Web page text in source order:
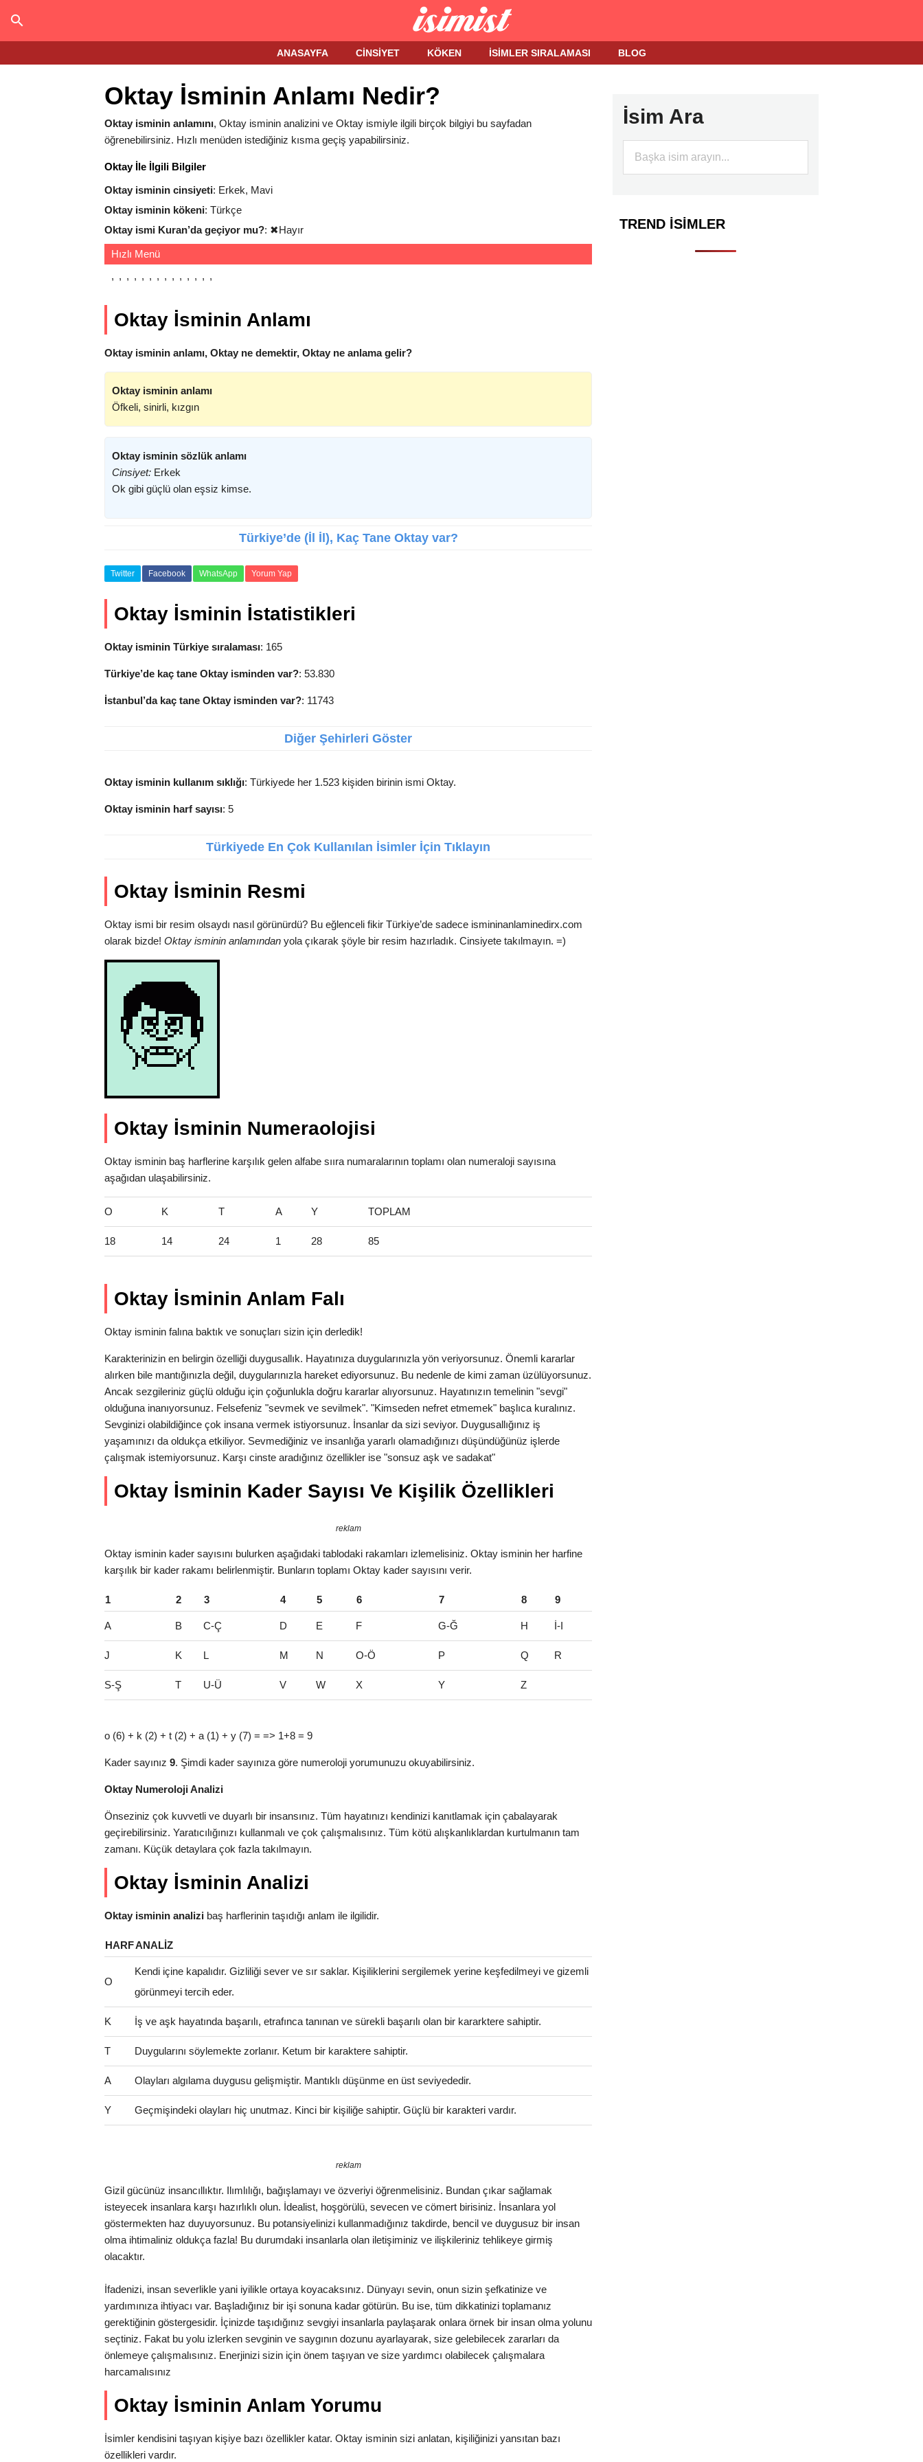
ANASAYFA CINSIYET KÖKEN İSIMLER SIRALAMASI BLOG
Oktay İsminin Anlamı Nedir?
Oktay isminin anlamını, Oktay isminin analizini ve Oktay ismiyle ilgili birçok bilgiyi bu sayfadan
öğrenebilirsiniz. Hızlı menüden istediğiniz kısma geçiş yapabilirsiniz.
Oktay İle İlgili Bilgiler
Oktay isminin cinsiyeti: Erkek, Mavi
Oktay isminin kökeni: Türkçe
Oktay ismi Kuran’da geçiyor mu?: ✖Hayır
Hızlı Menü
Oktay İsminin Anlamı
Oktay isminin anlamı, Oktay ne demektir, Oktay ne anlama gelir?
Oktay isminin anlamı
Öfkeli, sinirli, kızgın
Oktay isminin sözlük anlamı
Cinsiyet: Erkek
Ok gibi güçlü olan eşsiz kimse.
Türkiye’de (İl İl), Kaç Tane Oktay var?
Twitter Facebook WhatsApp Yorum Yap
Oktay İsminin İstatistikleri
Oktay isminin Türkiye sıralaması: 165
Türkiye’de kaç tane Oktay isminden var?: 53.830
İstanbul’da kaç tane Oktay isminden var?: 11743
Diğer Şehirleri Göster
Oktay isminin kullanım sıklığı: Türkiyede her 1.523 kişiden birinin ismi Oktay.
Oktay isminin harf sayısı: 5
Türkiyede En Çok Kullanılan İsimler İçin Tıklayın
Oktay İsminin Resmi
Oktay ismi bir resim olsaydı nasıl görünürdü? Bu eğlenceli fikir Türkiye’de sadece ismininanlaminedirx.com
olarak bizde! Oktay isminin anlamından yola çıkarak şöyle bir resim hazırladık. Cinsiyete takılmayın. =)
Oktay İsminin Numeraolojisi
Oktay isminin baş harflerine karşılık gelen alfabe sııra numaralarının toplamı olan numeraloji sayısına
aşağıdan ulaşabilirsiniz.
O K T A Y TOPLAM
18 14 24 1 28 85
Oktay İsminin Anlam Falı
Oktay isminin falına baktık ve sonuçları sizin için derledik!
Karakterinizin en belirgin özelliği duygusallık. Hayatınıza duygularınızla yön veriyorsunuz. Önemli kararlar
alırken bile mantığınızla değil, duygularınızla hareket ediyorsunuz. Bu nedenle de kimi zaman üzülüyorsunuz.
Ancak sezgileriniz güçlü olduğu için çoğunlukla doğru kararlar alıyorsunuz. Hayatınızın temelinin "sevgi"
olduğuna inanıyorsunuz. Felsefeniz "sevmek ve sevilmek". "Kimseden nefret etmemek" başlıca kuralınız.
Sevginizi olabildiğince çok insana vermek istiyorsunuz. İnsanlar da sizi seviyor. Duygusallığınız iş
yaşamınızı da oldukça etkiliyor. Sevmediğiniz ve insanlığa yararlı olamadığınızı düşündüğünüz işlerde
çalışmak istemiyorsunuz. Karşı cinste aradığınız özellikler ise "sonsuz aşk ve sadakat"
Oktay İsminin Kader Sayısı Ve Kişilik Özellikleri
reklam
Oktay isminin kader sayısını bulurken aşağıdaki tablodaki rakamları izlemelisiniz. Oktay isminin her harfine
karşılık bir kader rakamı belirlenmiştir. Bunların toplamı Oktay kader sayısını verir.
1 2 3 4 5 6 7 8 9
A B C-Ç D E F G-Ğ H İ-I
J K L M N O-Ö P Q R
S-Ş T U-Ü V W X Y Z
o (6) + k (2) + t (2) + a (1) + y (7) = => 1+8 = 9
Kader sayınız 9. Şimdi kader sayınıza göre numeroloji yorumunuzu okuyabilirsiniz.
Oktay Numeroloji Analizi
Önseziniz çok kuvvetli ve duyarlı bir insansınız. Tüm hayatınızı kendinizi kanıtlamak için çabalayarak
geçirebilirsiniz. Yaratıcılığınızı kullanmalı ve çok çalışmalısınız. Tüm kötü alışkanlıklardan kurtulmanın tam
zamanı. Küçük detaylara çok fazla takılmayın.
Oktay İsminin Analizi
Oktay isminin analizi baş harflerinin taşıdığı anlam ile ilgilidir.
HARFANALIZ
O
Kendi içine kapalıdır. Gizliliği sever ve sır saklar. Kişiliklerini sergilemek yerine keşfedilmeyi ve gizemli
görünmeyi tercih eder.
K İş ve aşk hayatında başarılı, etrafınca tanınan ve sürekli başarılı olan bir kararktere sahiptir.
T Duygularını söylemekte zorlanır. Ketum bir karaktere sahiptir.
A Olayları algılama duygusu gelişmiştir. Mantıklı düşünme en üst seviyededir.
Y Geçmişindeki olayları hiç unutmaz. Kinci bir kişiliğe sahiptir. Güçlü bir karakteri vardır.
reklam
Gizil gücünüz insancıllıktır. Ilımlılığı, bağışlamayı ve özveriyi öğrenmelisiniz. Bundan çıkar sağlamak
isteyecek insanlara karşı hazırlıklı olun. İdealist, hoşgörülü, sevecen ve cömert birisiniz. İnsanlara yol
göstermekten haz duyuyorsunuz. Bu potansiyelinizi kullanmadığınız takdirde, bencil ve duygusuz bir insan
olma ihtimaliniz oldukça fazla! Bu durumdaki insanlarla olan iletişiminiz ve ilişkileriniz tehlikeye girmiş
olacaktır.
İfadenizi, insan severlikle yani iyilikle ortaya koyacaksınız. Dünyayı sevin, onun sizin şefkatinize ve
yardımınıza ihtiyacı var. Başladığınız bir işi sonuna kadar götürün. Bu ise, tüm dikkatinizi toplamanız
gerektiğinin göstergesidir. İçinizde taşıdığınız sevgiyi insanlarla paylaşarak onlara örnek bir insan olma yolunu
seçtiniz. Fakat bu yolu izlerken sevginin ve saygının dozunu ayarlayarak, size gelebilecek zararları da
önlemeye çalışmalısınız. Enerjinizi sizin için önem taşıyan ve size yardımcı olabilecek çalışmalara
harcamalısınız
Oktay İsminin Anlam Yorumu
İsimler kendisini taşıyan kişiye bazı özellikler katar. Oktay isminin sizi anlatan, kişiliğinizi yansıtan bazı
özellikleri vardır.
İsim Ara
TREND İSIMLER